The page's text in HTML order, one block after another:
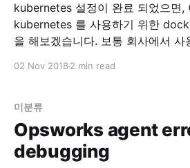
kubernetes 설정이 완료 되었으면,
kubernetes 를 사용하기 위한
을 해보겠습니다. 보통 회사에서 사용할 때는 자체
- Kubernetes 위 글을 참고
02 Nov 2018 2 min read
미분류
Opsworks agent
debugging